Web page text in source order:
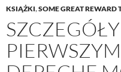
KSIĄŻKI,SOME GREAT REWARD